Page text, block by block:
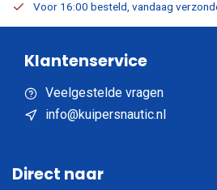
Voor 16:00 besteld, vandaag
Klantenservice
Veelgestelde vragen
info@kuipersnautic.nl
Direct naar